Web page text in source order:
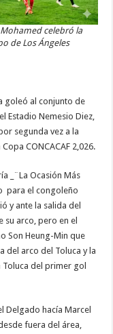
celebró la
de Los Ángeles
goleó al conjunto de
Estadio Nemesio Diez,
segunda vez a la
CONCACAF 2,026.
_¨La Ocasión Más
para el congoleño
y ante la salida del
arco, pero en el
Son Heung-Min que
del arco del Toluca y la
del primer gol
Delgado hacía Marcel
fuera del área,